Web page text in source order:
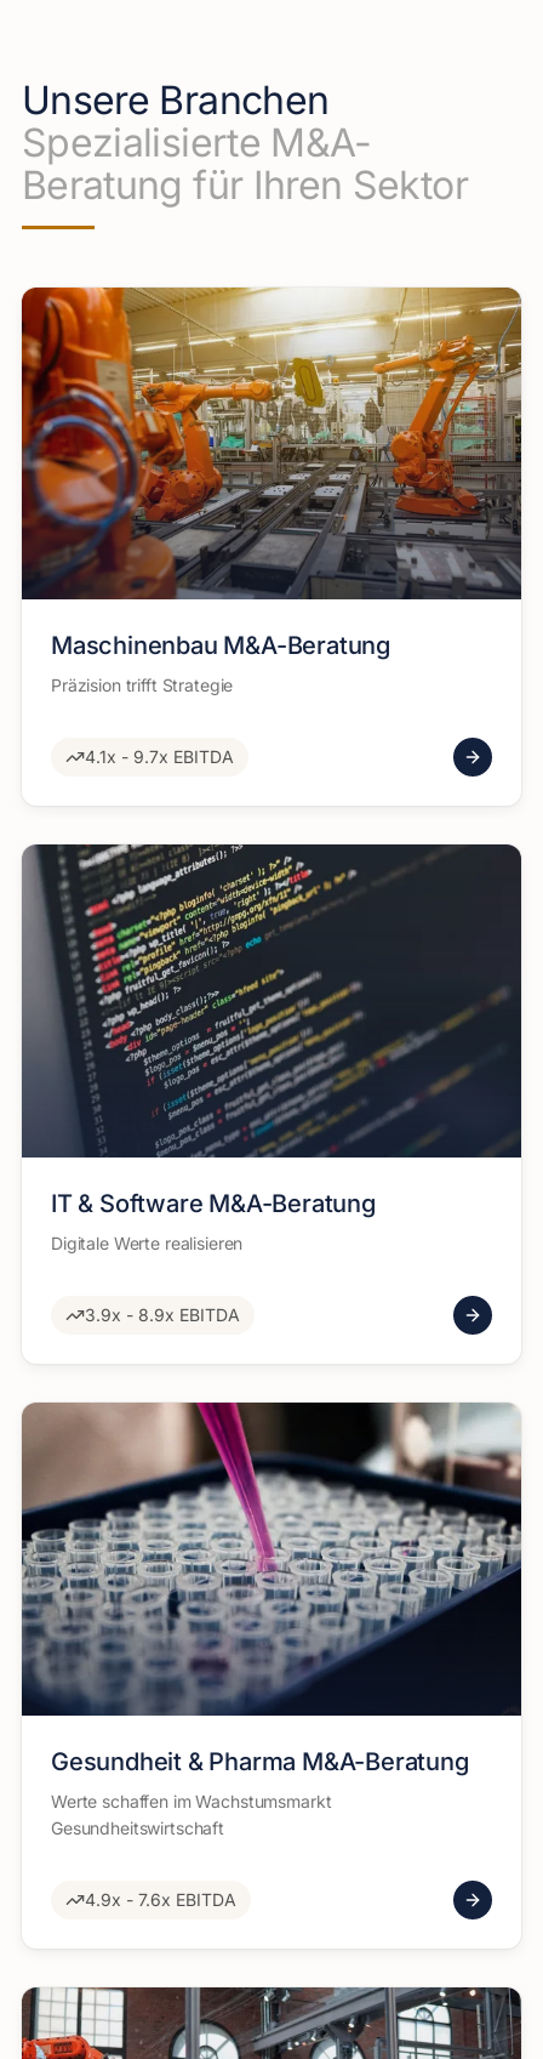
Unsere Branchen
Spezialisierte M&A-
Beratung für Ihren Sektor
Maschinenbau M&A-Beratung
Präzision trifft Strategie
4.1x - 9.7x EBITDA
IT & Software M&A-Beratung
Digitale Werte realisieren
3.9x - 8.9x EBITDA
Gesundheit & Pharma M&A-Beratung
Werte schaffen im Wachstumsmarkt
Gesundheitswirtschaft
4.9x - 7.6x EBITDA